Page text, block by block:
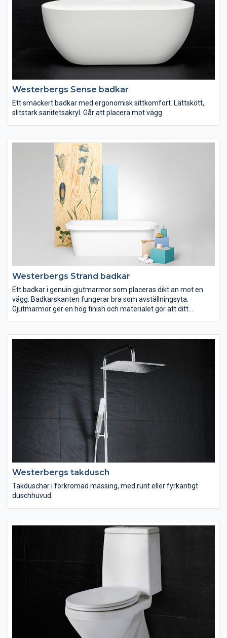
Westerbergs Sense badkar
Ett smäckert badkar med ergonomisk sittkomfort. Lättskött,
slitstark sanitetsakryl. Går att placera mot vägg
Westerbergs Strand badkar
Ett badkar i genuin gjutmarmor som placeras dikt an mot en
vägg. Badkarskanten fungerar bra som avställningsyta.
Gjutmarmor ger en hög finish och materialet gör att ditt
Westerbergs takdusch
Takduschar i förkromad mässing, med runt eller fyrkantigt
duschhuvud.